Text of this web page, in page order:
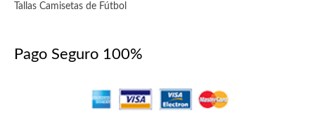
Tallas Camisetas de Fútbol
Pago Seguro 100%